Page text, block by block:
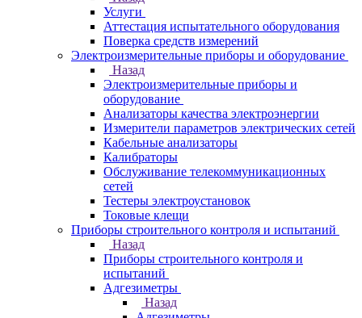
Услуги
Аттестация испытательного оборудования
Поверка средств измерений
Электроизмерительные приборы и оборудование
Назад
Электроизмерительные приборы и
оборудование
Анализаторы качества электроэнергии
Измерители параметров электрических сетей
Кабельные анализаторы
Калибраторы
Обслуживание телекоммуникационных
сетей
Тестеры электроустановок
Токовые клещи
Приборы строительного контроля и испытаний
Назад
Приборы строительного контроля и
испытаний
Адгезиметры
Назад